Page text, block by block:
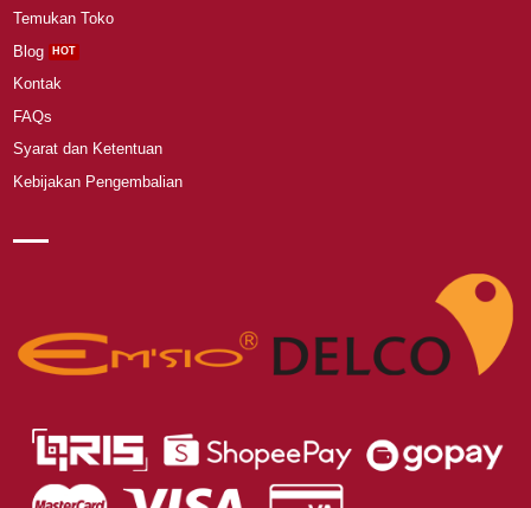
Temukan Toko
Blog
Kontak
FAQs
Syarat dan Ketentuan
Kebijakan Pengembalian